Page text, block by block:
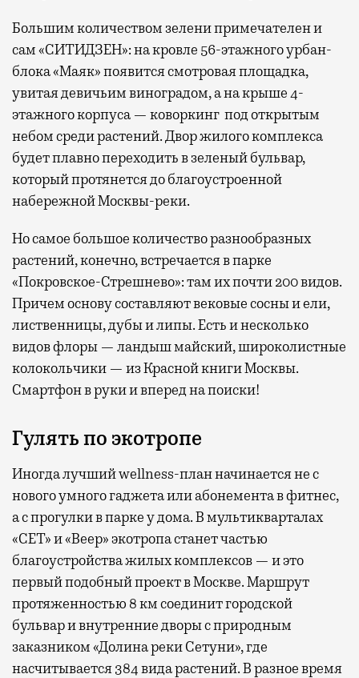
Большим количеством зелени примечателен и
сам «СИТИДЗЕН»: на кровле 56-этажного урбан-
блока «Маяк» появится смотровая площадка,
увитая девичьим виноградом, а на крыше 4-
этажного корпуса — коворкинг под открытым
небом среди растений. Двор жилого комплекса
будет плавно переходить в зеленый бульвар,
который протянется до благоустроенной
набережной Москвы-реки.
Но самое большое количество разнообразных
растений, конечно, встречается в парке
«Покровское-Стрешнево»: там ихпочти 200 видов.
Причем основу составляют вековые сосны и ели,
лиственницы, дубы и липы. Есть и несколько
видов флоры — ландыш майский, широколистные
колокольчики — из Красной книги Москвы.
Смартфон в руки и вперед на поиски!
Гулять по экотропе
Иногда лучший wellness-план начинается не с
нового умного гаджета или абонемента в фитнес,
а с прогулки в парке у дома. В мультикварталах
«СЕТ» и «Веер» экотропа станет частью
благоустройства жилых комплексов — и это
первый подобный проект в Москве. Маршрут
протяженностью 8 км соединит городской
бульвар и внутренние дворы с природным
заказником «Долина реки Сетуни», где
насчитывается 384 вида растений. В разное время